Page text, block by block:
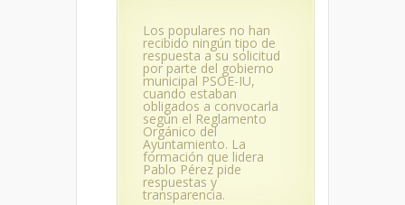
Los populares no han
recibido ningún tipo de
respuesta a su solicitud
por parte del gobierno
municipal PSOE-IU,
cuando estaban
obligados a convocarla
según el Reglamento
Orgánico del
Ayuntamiento. La
formación que lidera
Pablo Pérez pide
respuestas y
transparencia.